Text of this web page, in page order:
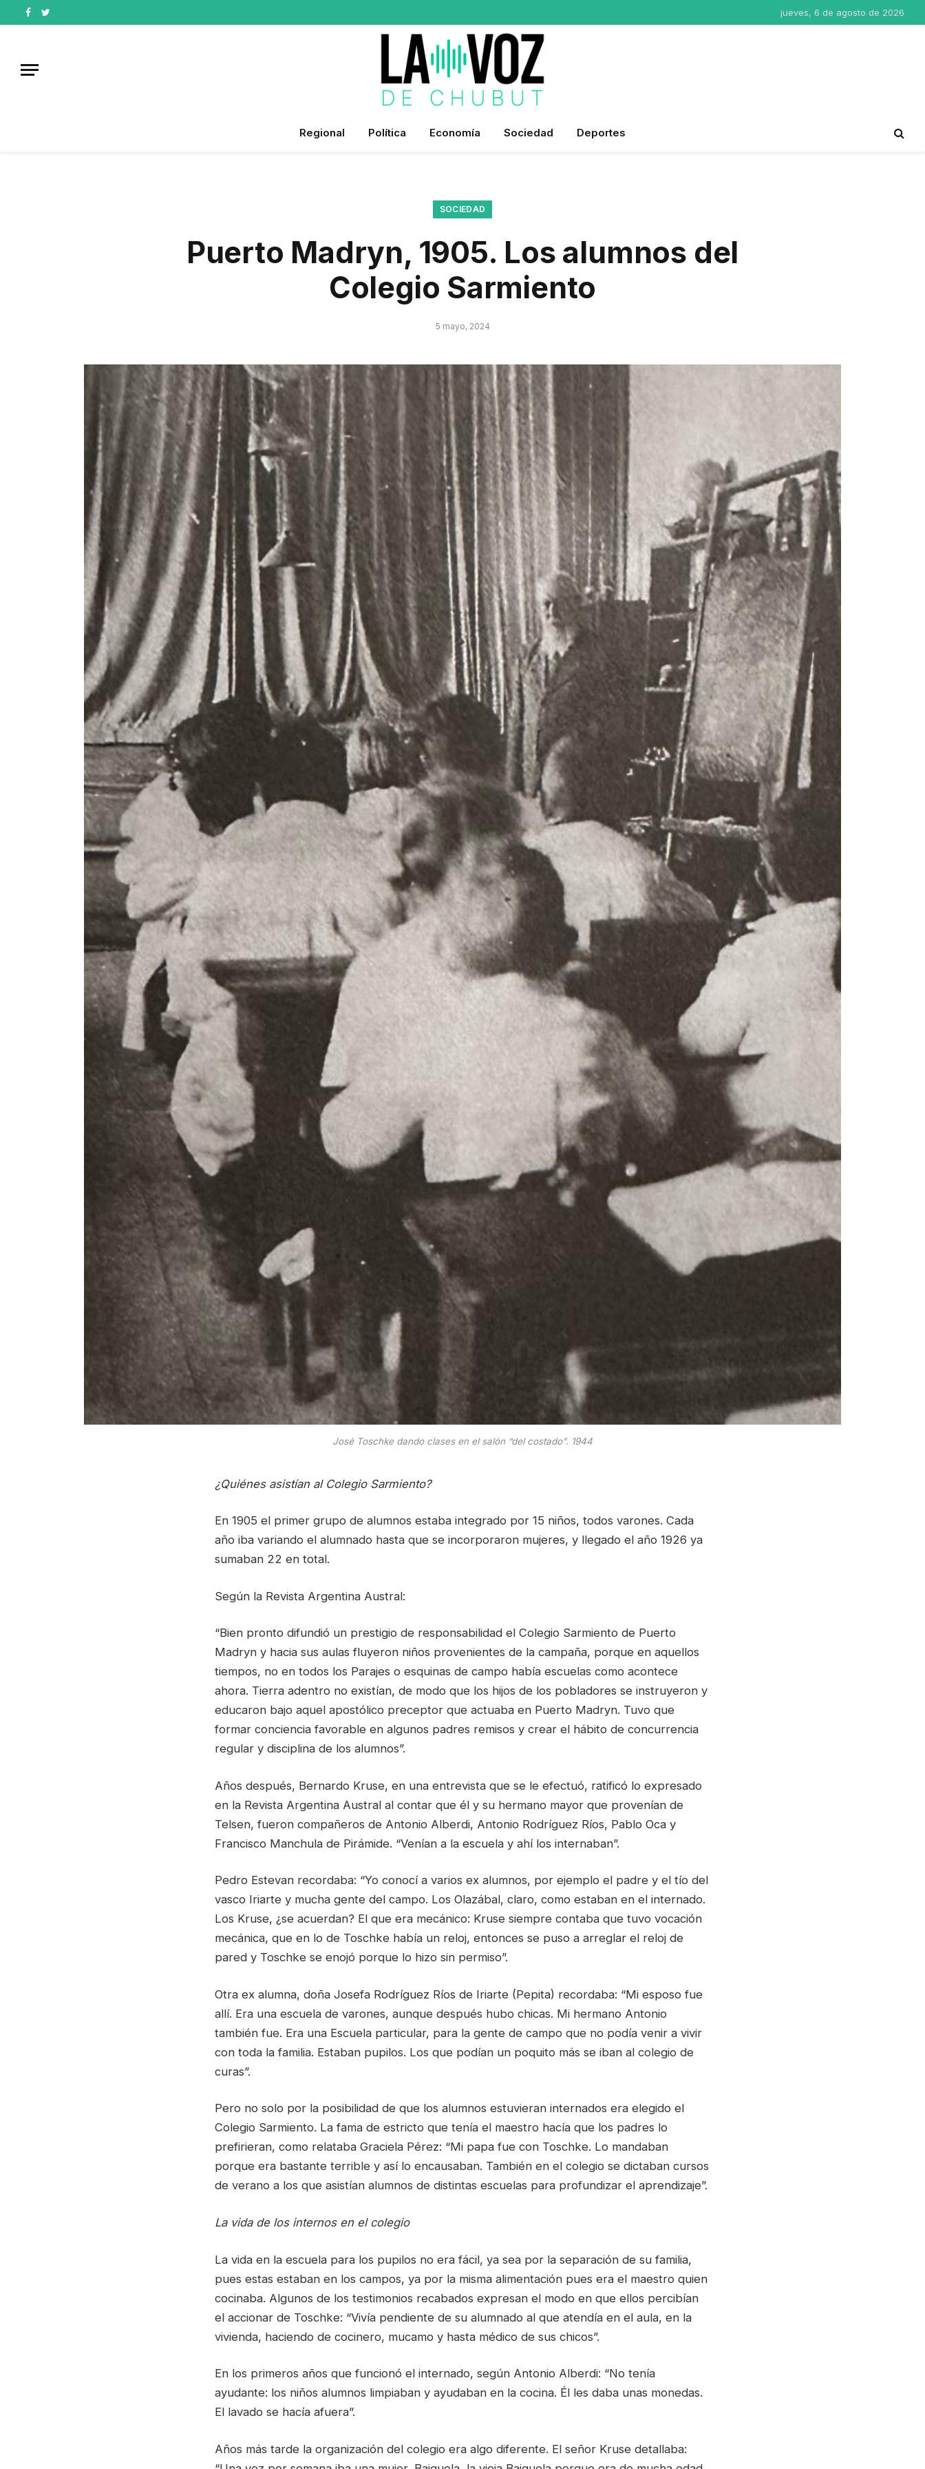
Facebook
Twitter
jueves, 6 de agosto de 2026
Regional Política Economía Sociedad Deportes
SOCIEDAD
Puerto Madryn, 1905. Los alumnos del
Colegio Sarmiento
5 mayo, 2024
José Toschke dando clases en el salón “del costado”. 1944
¿Quiénes asistían al Colegio Sarmiento?
En 1905 el primer grupo de alumnos estaba integrado por 15 niños, todos varones. Cada
año iba variando el alumnado hasta que se incorporaron mujeres, y llegado el año 1926 ya
sumaban 22 en total.
Según la Revista Argentina Austral:
“Bien pronto difundió un prestigio de responsabilidad el Colegio Sarmiento de Puerto
Madryn y hacia sus aulas fluyeron niños provenientes de la campaña, porque en aquellos
tiempos, no en todos los Parajes o esquinas de campo había escuelas como acontece
ahora. Tierra adentro no existían, de modo que los hijos de los pobladores se instruyeron y
educaron bajo aquel apostólico preceptor que actuaba en Puerto Madryn. Tuvo que
formar conciencia favorable en algunos padres remisos y crear el hábito de concurrencia
regular y disciplina de los alumnos”.
Años después, Bernardo Kruse, en una entrevista que se le efectuó, ratificó lo expresado
en la Revista Argentina Austral al contar que él y su hermano mayor que provenían de
Telsen, fueron compañeros de Antonio Alberdi, Antonio Rodríguez Ríos, Pablo Oca y
Francisco Manchula de Pirámide. “Venían a la escuela y ahí los internaban”.
Pedro Estevan recordaba: “Yo conocí a varios ex alumnos, por ejemplo el padre y el tío del
vasco Iriarte y mucha gente del campo. Los Olazábal, claro, como estaban en el internado.
Los Kruse, ¿se acuerdan? El que era mecánico: Kruse siempre contaba que tuvo vocación
mecánica, que en lo de Toschke había un reloj, entonces se puso a arreglar el reloj de
pared y Toschke se enojó porque lo hizo sin permiso”.
Otra ex alumna, doña Josefa Rodríguez Ríos de Iriarte (Pepita) recordaba: “Mi esposo fue
allí. Era una escuela de varones, aunque después hubo chicas. Mi hermano Antonio
también fue. Era una Escuela particular, para la gente de campo que no podía venir a vivir
con toda la familia. Estaban pupilos. Los que podían un poquito más se iban al colegio de
curas”.
Pero no solo por la posibilidad de que los alumnos estuvieran internados era elegido el
Colegio Sarmiento. La fama de estricto que tenía el maestro hacía que los padres lo
prefirieran, como relataba Graciela Pérez: “Mi papa fue con Toschke. Lo mandaban
porque era bastante terrible y así lo encausaban. También en el colegio se dictaban cursos
de verano a los que asistían alumnos de distintas escuelas para profundizar el aprendizaje”.
La vida de los internos en el colegio
La vida en la escuela para los pupilos no era fácil, ya sea por la separación de su familia,
pues estas estaban en los campos, ya por la misma alimentación pues era el maestro quien
cocinaba. Algunos de los testimonios recabados expresan el modo en que ellos percibían
el accionar de Toschke: “Vivía pendiente de su alumnado al que atendía en el aula, en la
vivienda, haciendo de cocinero, mucamo y hasta médico de sus chicos”.
En los primeros años que funcionó el internado, según Antonio Alberdi: “No tenía
ayudante: los niños alumnos limpiaban y ayudaban en la cocina. Él les daba unas monedas.
El lavado se hacía afuera”.
Años más tarde la organización del colegio era algo diferente. El señor Kruse detallaba: